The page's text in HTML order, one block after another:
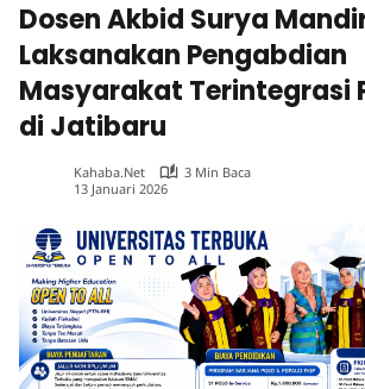
Dosen Akbid Surya
Laksanakan Pengabdian
Masyarakat Terintegrasi
di Jatibaru
Kahaba.net
3 Min Baca
13 Januari 2026